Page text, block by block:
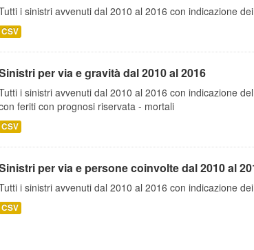
i sinistri avvenuti dal 2010 al 2016 con indicazione
CSV
per via e gravità dal 2010 al 2016
i sinistri avvenuti dal 2010 al 2016 con indicazione
feriti con prognosi riservata - mortali
CSV
per via e persone coinvolte dal 2010 al
i sinistri avvenuti dal 2010 al 2016 con indicazione
CSV